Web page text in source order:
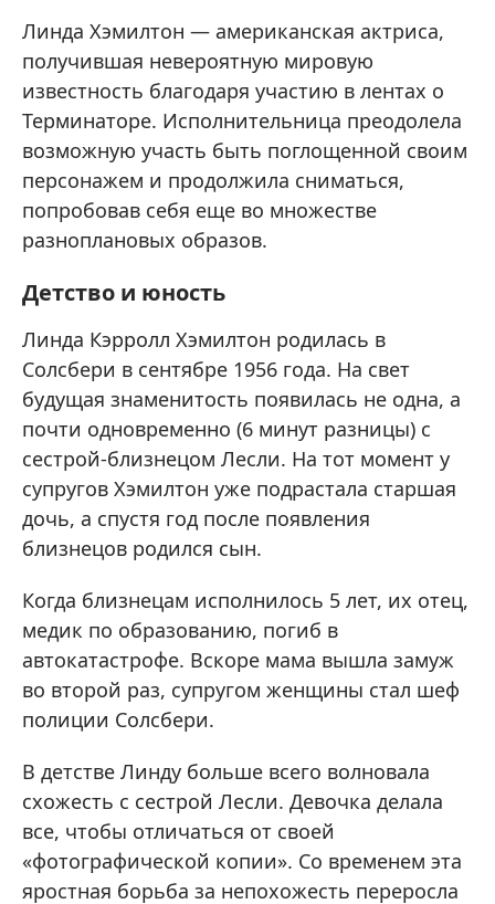
Линда Хэмилтон — американская актриса,
получившая невероятную мировую
известность благодаря участию в лентах о
Терминаторе. Исполнительница преодолела
возможную участь быть поглощенной своим
персонажем и продолжила сниматься,
попробовав себя еще во множестве
разноплановых образов.
Детство и юность
Линда Кэрролл Хэмилтон родилась в
Солсбери в сентябре 1956 года. На свет
будущая знаменитость появилась не одна, а
почти одновременно (6 минут разницы) с
сестрой-близнецом Лесли. На тот момент у
супругов Хэмилтон уже подрастала старшая
дочь, а спустя год после появления
близнецов родился сын.
Когда близнецам исполнилось 5 лет, их отец,
медик по образованию, погиб в
автокатастрофе. Вскоре мама вышла замуж
во второй раз, супругом женщины стал шеф
полиции Солсбери.
В детстве Линду больше всего волновала
схожесть с сестрой Лесли. Девочка делала
все, чтобы отличаться от своей
«фотографической копии». Со временем эта
яростная борьба за непохожесть переросла